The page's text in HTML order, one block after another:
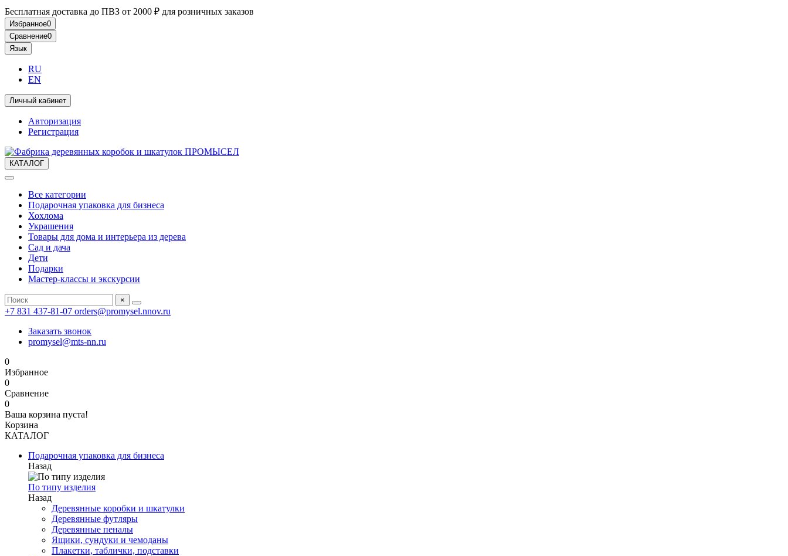
Бесплатная доставка до ПВЗ от 2000 ₽ для розничных заказов
Избранное0
Сравнение0
Язык
RU
EN
Личный кабинет
Авторизация
Регистрация
КАТАЛОГ
Все категории
Подарочная упаковка для бизнеса
Хохлома
Украшения
Товары для дома и интерьера из дерева
Сад и дача
Дети
Подарки
Мастер-классы и экскурсии
×
+7 831 437-81-07 orders@promysel.nnov.ru
Заказать звонок
promysel@mts-nn.ru
0
Избранное
0
Сравнение
0
Ваша корзина пуста!
Корзина
КАТАЛОГ
Подарочная упаковка для бизнеса
Назад
По типу изделия
Назад
Деревянные коробки и шкатулки
Деревянные футляры
Деревянные пеналы
Ящики, сундуки и чемоданы
Плакетки, таблички, подставки